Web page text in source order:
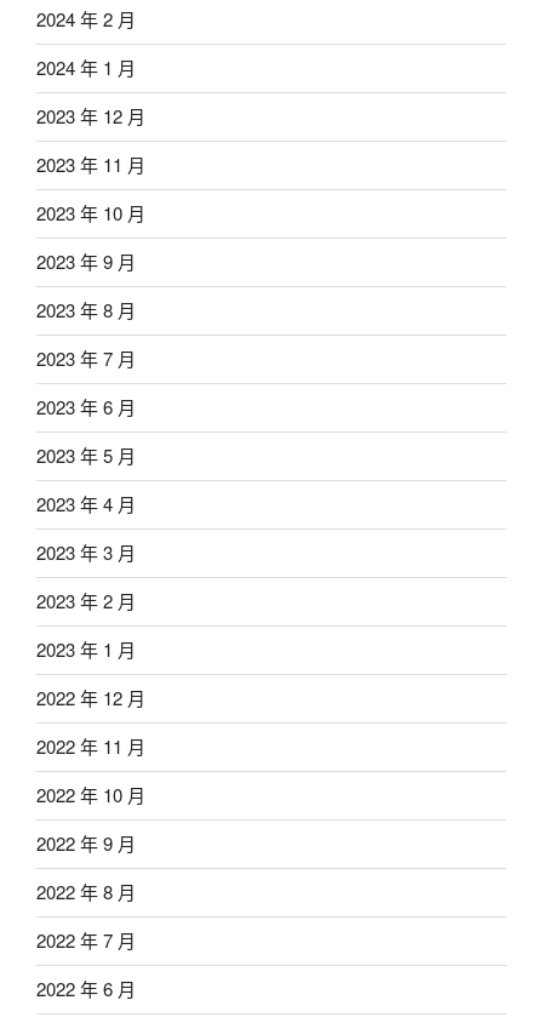
2024 年 2 月
2024 年 1 月
2023 年 12 月
2023 年 11 月
2023 年 10 月
2023 年 9 月
2023 年 8 月
2023 年 7 月
2023 年 6 月
2023 年 5 月
2023 年 4 月
2023 年 3 月
2023 年 2 月
2023 年 1 月
2022 年 12 月
2022 年 11 月
2022 年 10 月
2022 年 9 月
2022 年 8 月
2022 年 7 月
2022 年 6 月